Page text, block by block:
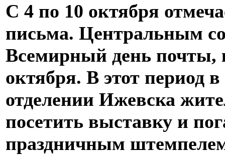
С 4 по 10 октября
письма. Центральным
Всемирный день почты,
октября. В этот период
отделении Ижевска
посетить выставку и
праздничным